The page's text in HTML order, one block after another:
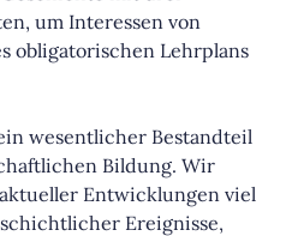
um Interessen von
obligatorischen Lehrplans
wesentlicher Bestandteil
Bildung. Wir
Entwicklungen viel
Ereignisse,